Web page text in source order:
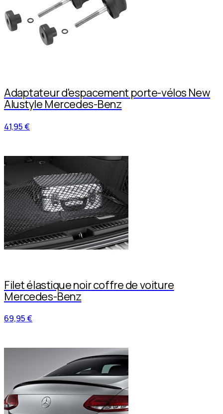
Adaptateur d'espacement porte-vélos New
Alustyle Mercedes-Benz
41,95 €
Filet élastique noir coffre de voiture
Mercedes-Benz
69,95 €